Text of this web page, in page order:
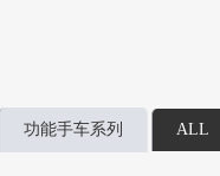
功能手车系列 ALL